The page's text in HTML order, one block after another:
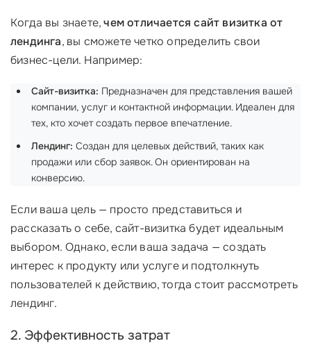
Когда вы знаете,чем отличается сайт визитка от
лендинга, вы сможете четко определить свои
бизнес-цели. Например:
Сайт-визитка: Предназначен для представления вашей
компании, услуг и контактной информации. Идеален для
тех, кто хочет создать первое впечатление.
Лендинг: Создан для целевых действий, таких как
продажи или сбор заявок. Он ориентирован на
конверсию.
Если ваша цель — просто представиться и
рассказать о себе, сайт-визитка будет идеальным
выбором. Однако, если ваша задача — создать
интерес к продукту или услуге и подтолкнуть
пользователей к действию, тогда стоит рассмотреть
лендинг.
2. Эффективность затрат